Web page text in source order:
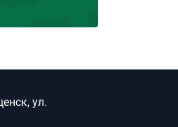
ул.